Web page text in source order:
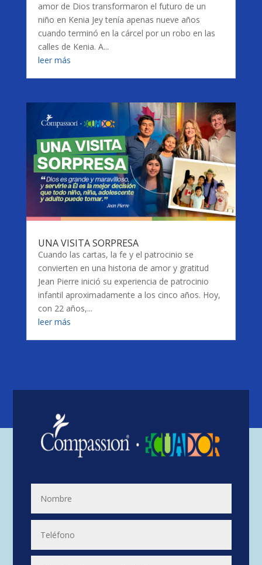
amor de Dios transformaron el futuro de un
niño en Kenia Jey tenía apenas nueve años
cuando terminó en la cárcel por un robo en las
calles de Kenia. A...
leer más
UNA VISITA SORPRESA
Cuando las cartas, la fe y el patrocinio se
convierten en una historia de amor y gratitud
Jean Pierre inició su experiencia de patrocinio
infantil aproximadamente a los cinco años. Hoy,
con 22 años,...
leer más